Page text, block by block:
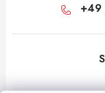
+49